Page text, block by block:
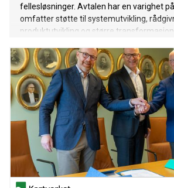
fellesløsninger. Avtalen har en varighet
omfatter støtte til systemutvikling,
produktutvikling og større